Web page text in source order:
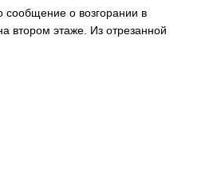
о возгорании в
втором этаже. Из отрезанной